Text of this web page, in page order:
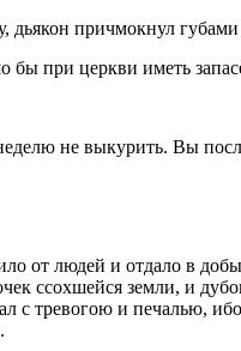
причмокнул губами
при церкви иметь
не выкурить. Вы
от людей и отдало в
ссохшейся земли, и
тревогою и печалью,